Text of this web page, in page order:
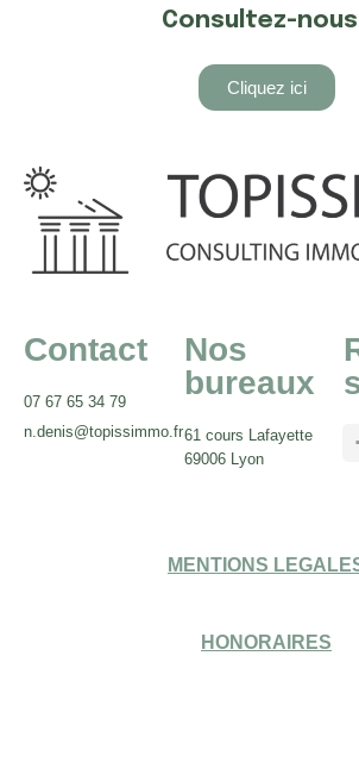
Consultez-nous
Cliquez ici
Contact
07 67 65 34 79
n.denis@topissimmo.fr
Nos
bureaux
61 cours Lafayette
69006 Lyon
MENTIONS
HONORAIRES